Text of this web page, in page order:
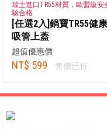
瑞士進口TR55材質，歐盟級安
驗合格
[任選2入]鍋寶TR55健
吸管上蓋
超值優惠價
NT$ 599 售價已折